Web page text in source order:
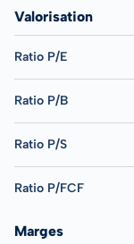
Valorisation
Ratio P/E
Ratio P/B
Ratio P/S
Ratio P/FCF
Marges